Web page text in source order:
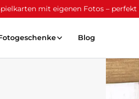
mit eigenen Fotos –
Blog